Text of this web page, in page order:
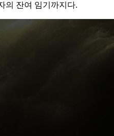
의 잔여 임기까지다.